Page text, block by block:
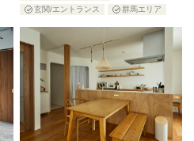
玄関/エントランス
群馬エリア